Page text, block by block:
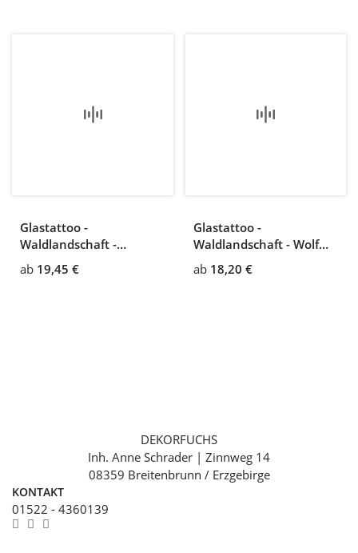
Glastattoo -
Waldlandschaft -
Waldlichtung mit einem
Bach und zwei
ab 19,45 €
Glastattoo -
Waldlandschaft - Wolf
streift durch den Wald
ab 18,20 €
DEKORFUCHS
Inh. Anne Schrader | Zinnweg 14
08359 Breitenbrunn / Erzgebirge
KONTAKT
01522 - 4360139